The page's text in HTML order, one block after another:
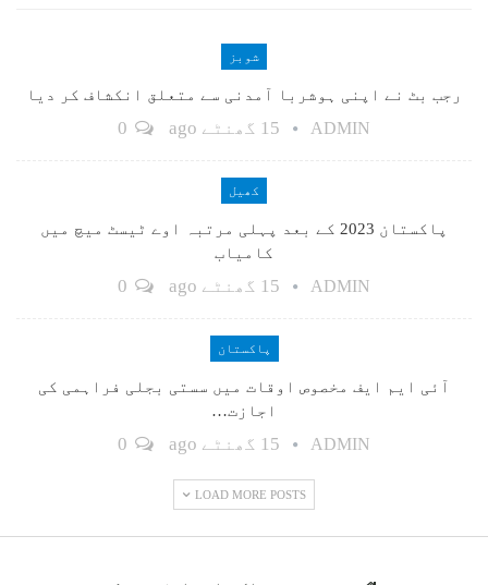
شوبز
رجب بٹ نے اپنی ہوشربا آمدنی سے متعلق انکشاف کر دیا
ADMIN 15 گھنٹے ago
کھیل
پاکستان 2023 کے بعد پہلی مرتبہ اوے ٹیسٹ میچ میں
کامیاب
ADMIN 15 گھنٹے ago
پاکستان
آئی ایم ایف مخصوص اوقات میں سستی بجلی فراہمی کی
اجازت…
ADMIN 15 گھنٹے ago
LOAD MORE POSTS